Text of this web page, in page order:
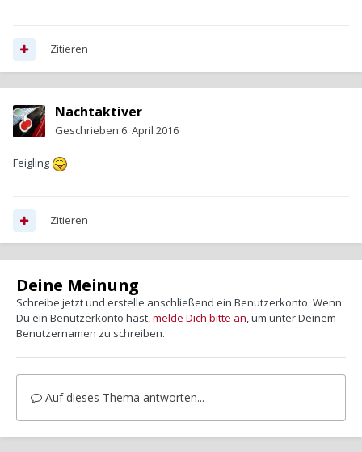
Zitieren
Nachtaktiver
Geschrieben 6. April 2016
Feigling
Zitieren
Deine Meinung
Schreibe jetzt und erstelle anschließend ein Benutzerkonto. Wenn
Du ein Benutzerkonto hast,melde Dich bitte an, um unter Deinem
Benutzernamen zu schreiben.
Auf dieses Thema antworten...